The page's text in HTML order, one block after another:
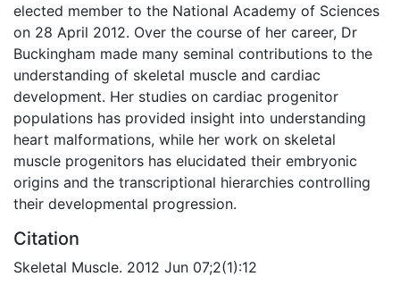
elected member to the National Academy of Sciences
on 28 April 2012. Over the course of her career, Dr
Buckingham made many seminal contributions to the
understanding of skeletal muscle and cardiac
development. Her studies on cardiac progenitor
populations has provided insight into understanding
heart malformations, while her work on skeletal
muscle progenitors has elucidated their embryonic
origins and the transcriptional hierarchies controlling
their developmental progression.
Citation
Skeletal Muscle. 2012 Jun 07;2(1):12